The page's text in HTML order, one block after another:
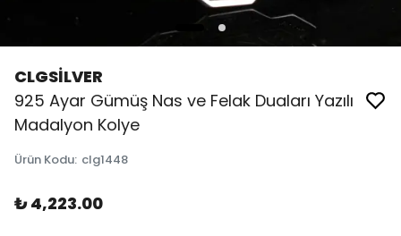
CLGSİLVER
925 Ayar Gümüş Nas ve Felak Duaları Yazılı
Madalyon Kolye
Ürün Kodu: clg1448
₺ 4,223.00